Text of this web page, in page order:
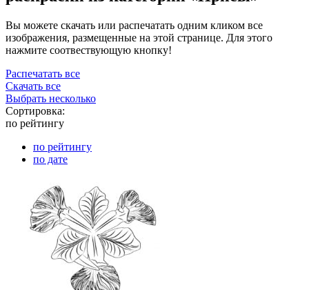
Вы можете скачать или распечатать одним кликом все
изображения, размещенные на этой странице. Для этого
нажмите соотвествующую кнопку!
Распечатать все
Скачать все
Выбрать несколько
Сортировка:
по рейтингу
по рейтингу
по дате